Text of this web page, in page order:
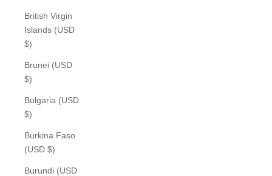
British Virgin
Islands (USD
$)
Brunei (USD
$)
Bulgaria (USD
$)
Burkina Faso
(USD $)
Burundi (USD